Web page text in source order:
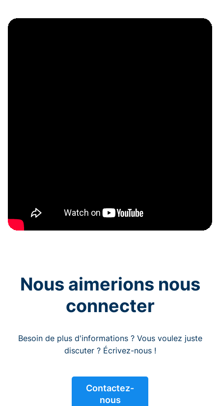
Nous aimerions nous
connecter
Besoin de plus d'informations ? Vous voulez juste
discuter ? Écrivez-nous !
Contactez-
nous